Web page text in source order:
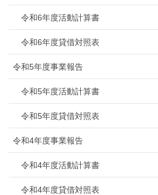
令和6年度活動計算書
令和6年度貸借対照表
令和5年度事業報告
令和5年度活動計算書
令和5年度貸借対照表
令和4年度事業報告
令和4年度活動計算書
令和4年度貸借対照表